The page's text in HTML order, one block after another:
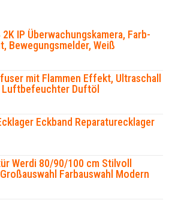
IP Überwachungskamera, Farb-
Bewegungsmelder, Weiß
mit Flammen Effekt, Ultraschall
Luftbefeuchter Duftöl
Eckband Reparaturecklager
Werdi 80/90/100 cm Stilvoll
Farbauswahl Modern